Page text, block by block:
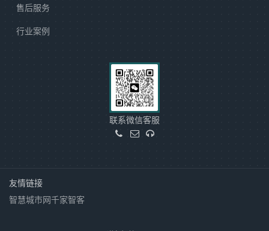
售后服务
行业案例
联系微信客服
友情链接
智慧城市网千家智客